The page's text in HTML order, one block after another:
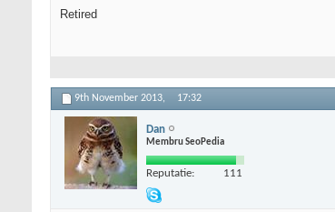
Retired
9th November 2013, 17:32
Dan
Membru SeoPedia
Reputatie: 111